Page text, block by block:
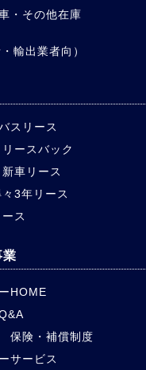
・その他在庫
輸出業者向）
スリース
ースバック
車リース
3年リース
ス
業
HOME
保険・補償制度
サービス